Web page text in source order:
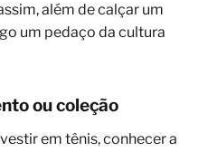
além de calçar um
um pedaço da cultura
ou coleção
em tênis, conhecer a